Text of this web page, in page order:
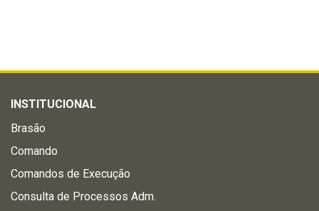
INSTITUCIONAL
Brasão
Comando
Comandos de Execução
Consulta de Processos Adm.